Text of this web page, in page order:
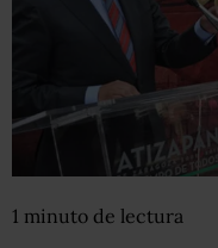
1 minuto de lectura